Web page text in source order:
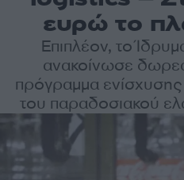
ευρώ το
Επιπλέον, το
ανακοίνωσε
πρόγραμμα
του παραδοσιακού